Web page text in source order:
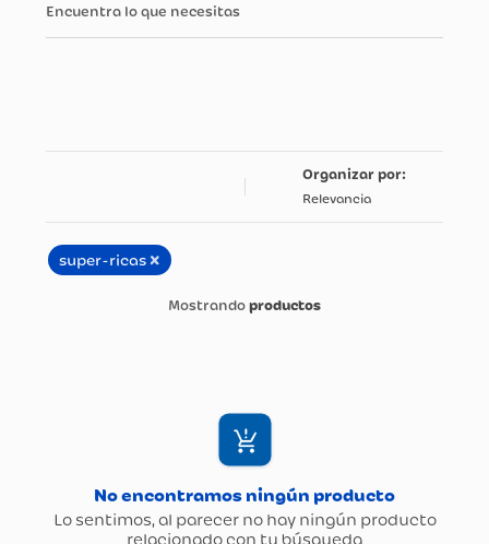
Encuentra lo que necesitas
Relevancia
super-ricas ×
productos